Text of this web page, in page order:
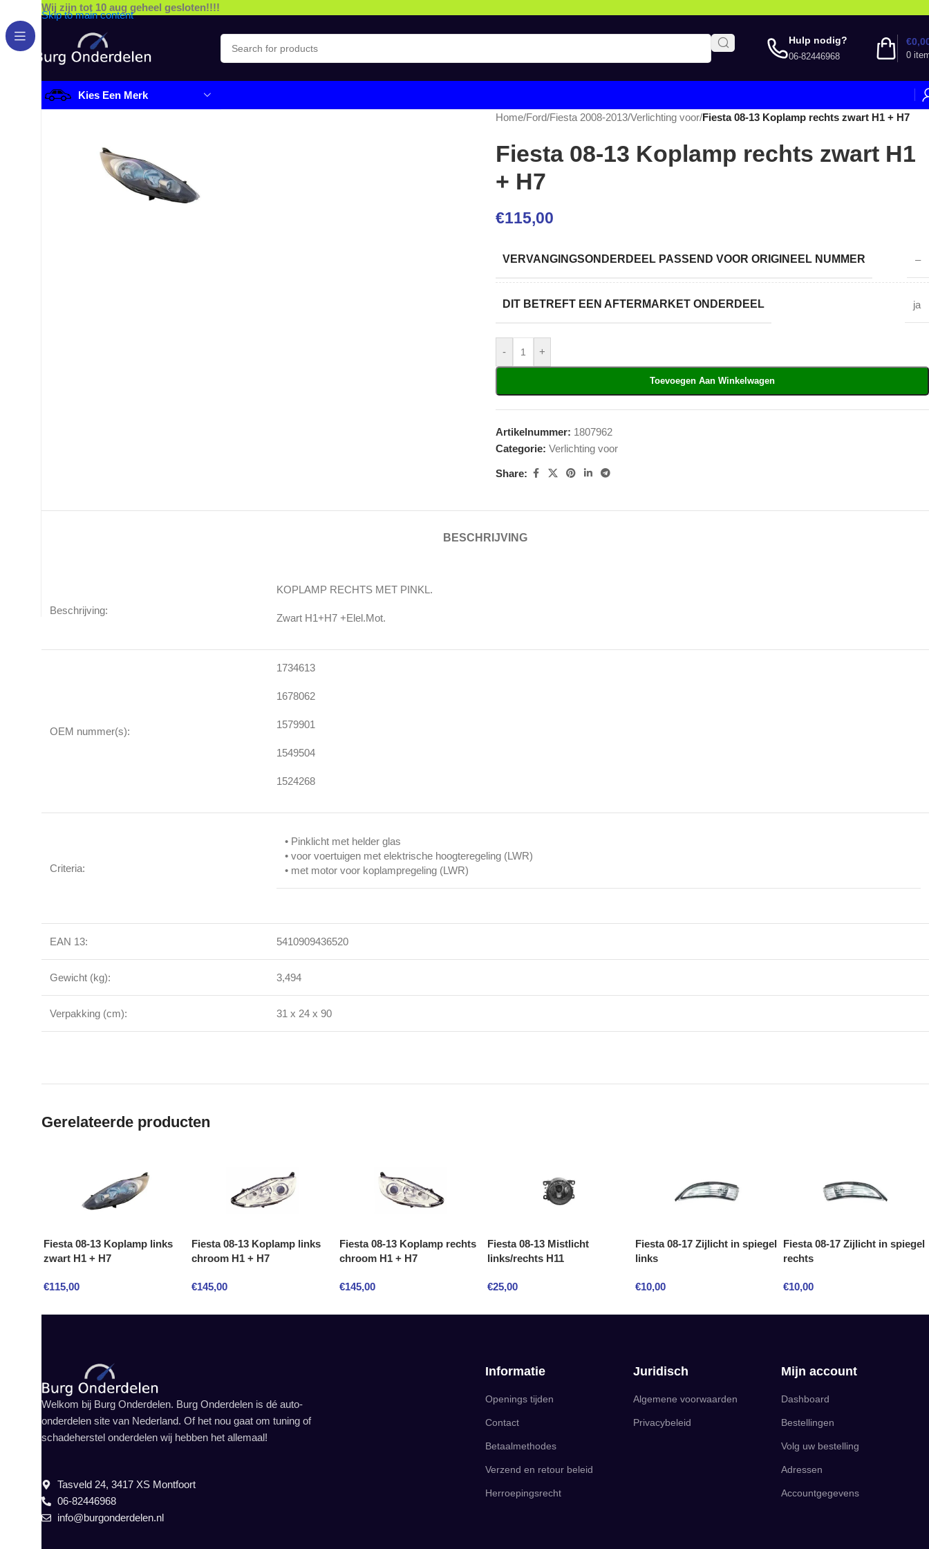
Skip to main content
Wij zijn tot 10 aug geheel gesloten!!!!
Hulp nodig?
06-82446968 0
€
Kies Een Merk
Home/Ford/Fiesta 2008-2013/Verlichting voor/Fiesta 08-13 Koplamp rechts zwart H1 + H7
Fiesta 08-13 Koplamp rechts zwart H1
+ H7
€115,00
VERVANGINGSONDERDEEL PASSEND VOOR ORIGINEEL NUMMER –
DIT BETREFT EEN AFTERMARKET ONDERDEEL ja
- +
Toevoegen Aan Winkelwagen
Artikelnummer: 1807962
Categorie: Verlichting voor
Share:
BESCHRIJVING
Beschrijving:
KOPLAMP RECHTS MET PINKL.
Zwart H1+H7 +Elel.Mot.
OEM nummer(s):
1734613
1678062
1579901
1549504
1524268
Criteria:
• Pinklicht met helder glas
• voor voertuigen met elektrische hoogteregeling (LWR)
• met motor voor koplampregeling (LWR)
EAN 13: 5410909436520
Gewicht (kg): 3,494
Verpakking (cm): 31 x 24 x 90
Gerelateerde producten
Fiesta 08-13 Koplamp links
zwart H1 + H7
€115,00
Fiesta 08-13 Koplamp links
chroom H1 + H7
€145,00
Fiesta 08-13 Koplamp rechts
chroom H1 + H7
€145,00
Fiesta 08-13 Mistlicht
links/rechts H11
€25,00
Fiesta 08-17 Zijlicht in spiegel
links
€10,00
Fiesta 08-17 Zijlicht in spiegel
rechts
€10,00
Informatie
Openings tijden
Contact
Betaalmethodes
Verzend en retour beleid
Herroepingsrecht
Juridisch
Algemene voorwaarden
Privacybeleid
Mijn account
Dashboard
Bestellingen
Volg uw bestelling
Adressen
Accountgegevens
Welkom bij Burg Onderdelen. Burg Onderdelen is dé auto-
onderdelen site van Nederland. Of het nou gaat om tuning of
schadeherstel onderdelen wij hebben het allemaal!
Tasveld 24, 3417 XS Montfoort
06-82446968
info@burgonderdelen.nl